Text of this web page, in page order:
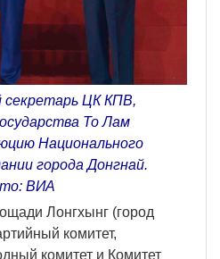
секретарь ЦК КПВ,
То Лам
Национального
города Донгнай.
ВИА
Лонгхынг (город
комитет,
комитет и Комитет